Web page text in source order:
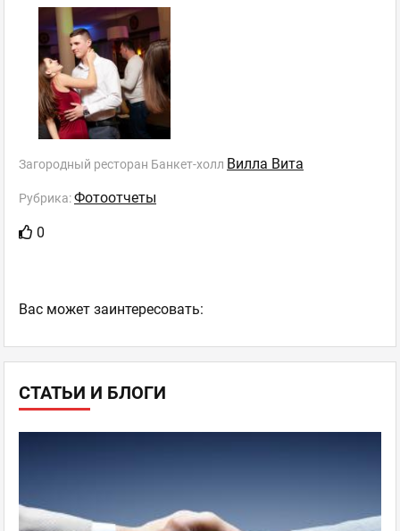
СТАТЬИ И БЛОГИ
Загородный ресторан Банкет-холл Вилла Вита
Рубрика:Фотоотчеты
0
Ваc может заинтересовать: